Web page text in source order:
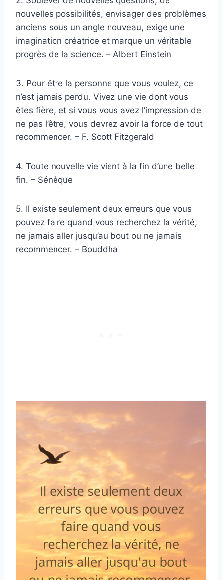
nouvelles possibilités, envisager des problèmes
anciens sous un angle nouveau, exige une
imagination créatrice et marque un véritable
progrès de la science. – Albert Einstein
3. Pour être la personne que vous voulez, ce
n’est jamais perdu. Vivez une vie dont vous
êtes fière, et si vous vous avez l’impression de
ne pas l’être, vous devrez avoir la force de tout
recommencer. – F. Scott Fitzgerald
4. Toute nouvelle vie vient à la fin d’une belle
fin. – Sénèque
5. Il existe seulement deux erreurs que vous
pouvez faire quand vous recherchez la vérité,
ne jamais aller jusqu’au bout ou ne jamais
recommencer. – Bouddha